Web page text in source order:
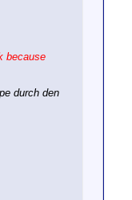
because
durch den